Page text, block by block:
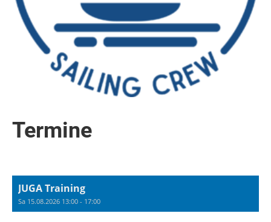
Termine
JUGA Training
Sa 15.08.2026 13:00 - 17:00